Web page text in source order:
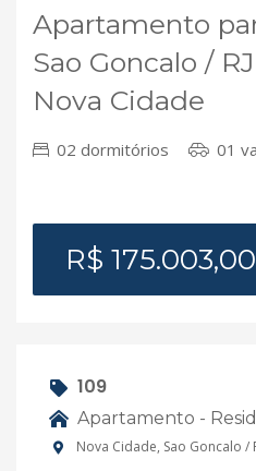
Apartamento
Sao Goncalo /
Nova Cidade
02 dormitórios 01
R$ 175.003,00
109
Apartamento -
Nova Cidade, Sao Goncalo /